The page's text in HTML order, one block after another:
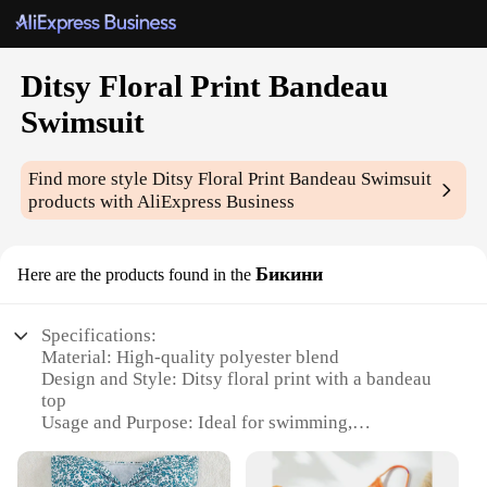
Ditsy Floral Print Bandeau
Swimsuit
Find more styleDitsy Floral Print Bandeau Swimsuit
products with AliExpress Business
Here are the products found in the Бикини
Specifications:
Material: High-quality polyester blend
Design and Style: Ditsy floral print with a bandeau
top
Usage and Purpose: Ideal for swimming,
Shape and Size: Available in various sizes to fit a